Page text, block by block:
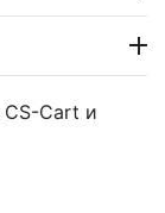
CS-Cart и